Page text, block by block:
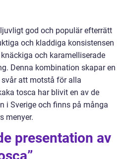
god och populär efterrätt
och kladdiga konsistensen
och karamelliserade
Denna kombination skapar en
att motstå för alla
tosca har blivit en av de
i Sverige och finns på många
menyer.
presentation av